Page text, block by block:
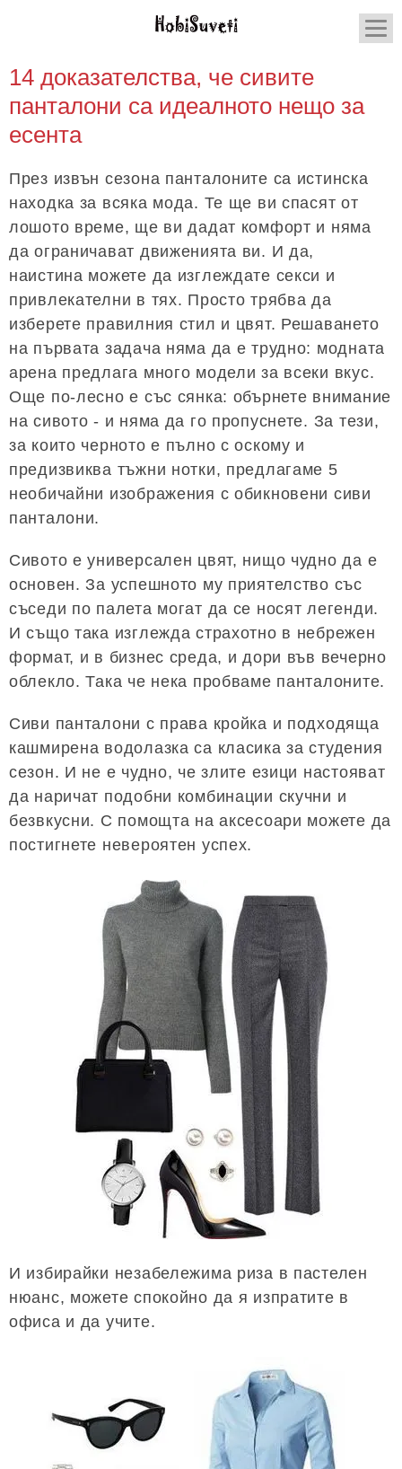
14 доказателства, че сивите
панталони са идеалното нещо за
есента
През извън сезона панталоните са истинска
находка за всяка мода. Те ще ви спасят от
лошото време, ще ви дадат комфорт и няма
да ограничават движенията ви. И да,
наистина можете да изглеждате секси и
привлекателни в тях. Просто трябва да
изберете правилния стил и цвят. Решаването
на първата задача няма да е трудно: модната
арена предлага много модели за всеки вкус.
Още по-лесно е със сянка: обърнете внимание
на сивото - и няма да го пропуснете. За тези,
за които черното е пълно с оскому и
предизвиква тъжни нотки, предлагаме 5
необичайни изображения с обикновени сиви
панталони.
Сивото е универсален цвят, нищо чудно да е
основен. За успешното му приятелство със
съседи по палета могат да се носят легенди.
И също така изглежда страхотно в небрежен
формат, и в бизнес среда, и дори във вечерно
облекло. Така че нека пробваме панталоните.
Сиви панталони с права кройка и подходяща
кашмирена водолазка са класика за студения
сезон. И не е чудно, че злите езици настояват
да наричат ​​подобни комбинации скучни и
безвкусни. С помощта на аксесоари можете да
постигнете невероятен успех.
И избирайки незабележима риза в пастелен
нюанс, можете спокойно да я изпратите в
офиса и да учите.